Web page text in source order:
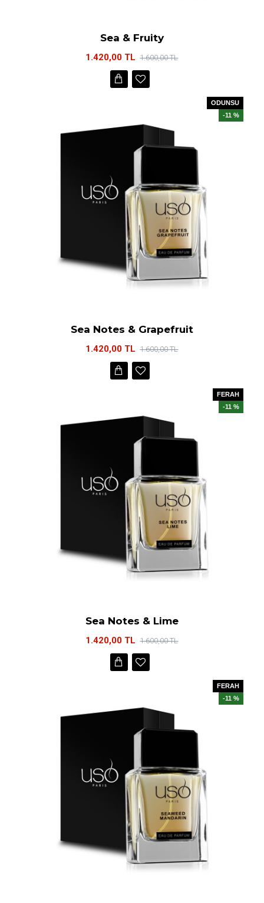
Sea & Fruity
1.420,00 TL 1.600,00 TL
ODUNSU
-11 %
Sea Notes & Grapefruit
1.420,00 TL 1.600,00 TL
FERAH
-11 %
Sea Notes & Lime
1.420,00 TL 1.600,00 TL
FERAH
-11 %